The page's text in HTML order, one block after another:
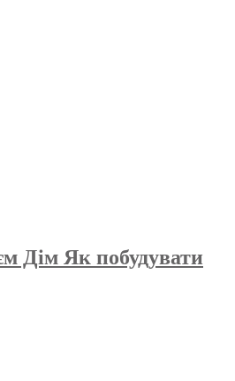
Дім Як побудувати